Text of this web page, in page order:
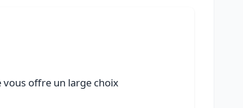
vous offre un large choix